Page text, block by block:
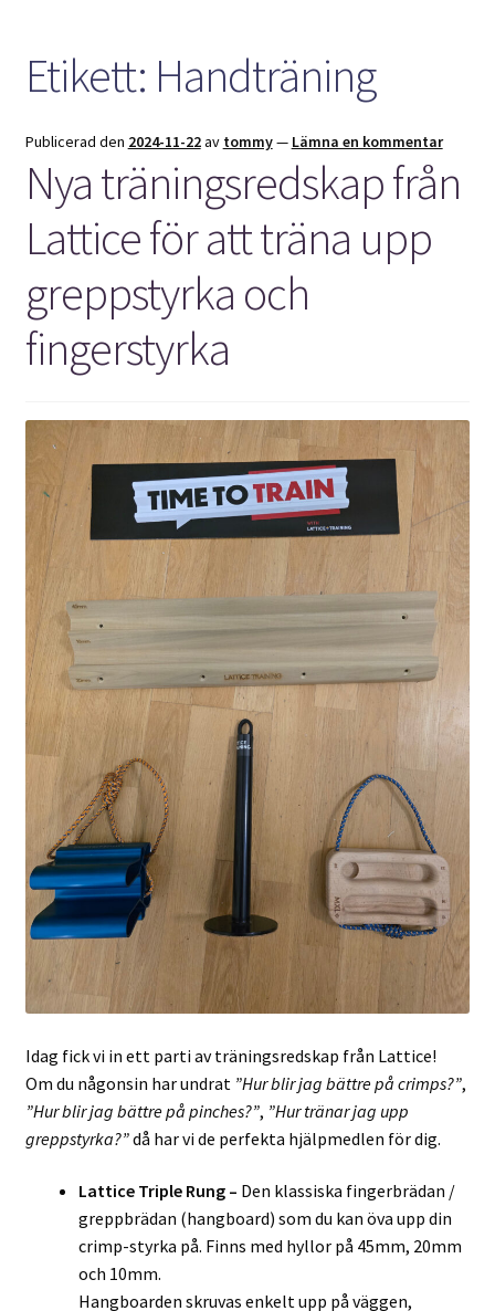
Etikett: Handträning
Publicerad den 2024-11-22av tommy— Lämna en kommentar
Nya träningsredskap från
Lattice för att träna upp
greppstyrka och
fingerstyrka
Idag fick vi in ett parti av träningsredskap från Lattice!
Om du någonsin har undrat ”Hur blir jag bättre på crimps?”,
”Hur blir jag bättre på pinches?”, ”Hur tränar jag upp
greppstyrka?”då har vi de perfekta hjälpmedlen för dig.
Lattice Triple Rung – Den klassiska fingerbrädan /
greppbrädan (hangboard) som du kan öva upp din
crimp-styrka på. Finns med hyllor på 45mm, 20mm
och 10mm.
Hangboarden skruvas enkelt upp på väggen,